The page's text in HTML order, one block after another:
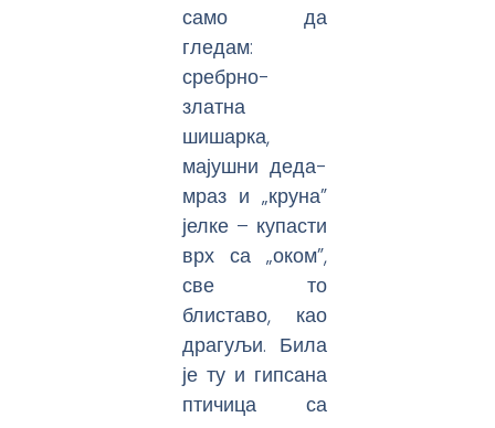
само да
гледам:
сребрно-
златна
шишарка,
мајушни деда-
мраз и „круна”
јелке – купасти
врх са „оком”,
све то
блиставо, као
драгуљи. Била
је ту и гипсана
птичица са